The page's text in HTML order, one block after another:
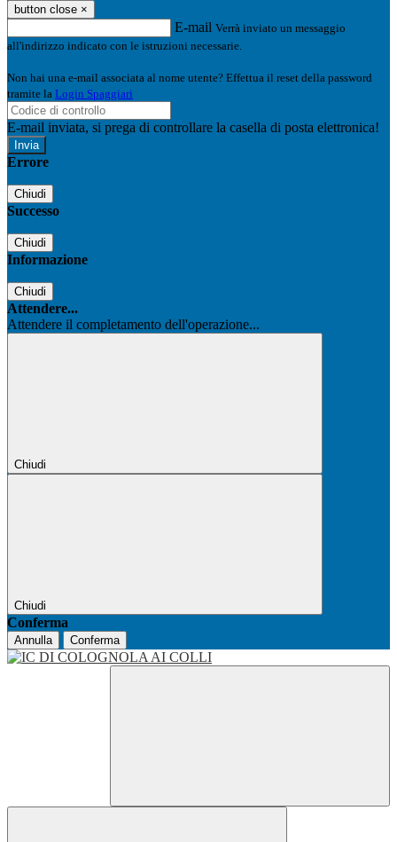
button close ×
E-mail Verrà inviato un messaggio
all'indirizzo indicato con le istruzioni necessarie.
Non hai una e-mail associata al nome utente? Effettua il reset della password
tramite la Login Spaggiari
E-mail inviata, si prega di controllare la casella di posta elettronica!
Errore
Chiudi
Successo
Chiudi
Informazione
Chiudi
Attendere...
Attendere il completamento dell'operazione...
Chiudi
Chiudi
Conferma
Annulla Conferma